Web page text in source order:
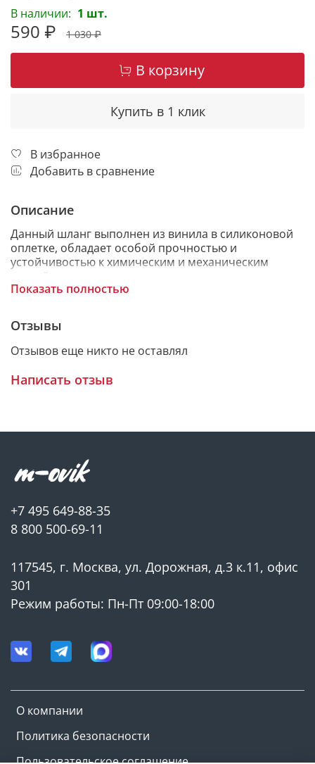
В наличии: 1 шт.
590 ₽ 1 030 ₽
В корзину
Купить в 1 клик
В избранное
Добавить в сравнение
Описание
Данный шланг выполнен из винила в силиконовой
оплетке, обладает особой прочностью и
устойчивостью к химическим и механическим
воздействиям.
оси, что в свою очередь предотвращает
перегибания шланга и значительно увеличивает
срок его эксплуатации.
Показать полностью
Отзывы
Отзывов еще никто не оставлял
Написать отзыв
О компании
Политика безопасности
+7 495 649-88-35
8 800 500-69-11
117545, г. Москва, ул. Дорожная, д.3 к.11, офис
301
Режим работы: Пн-Пт 09:00-18:00